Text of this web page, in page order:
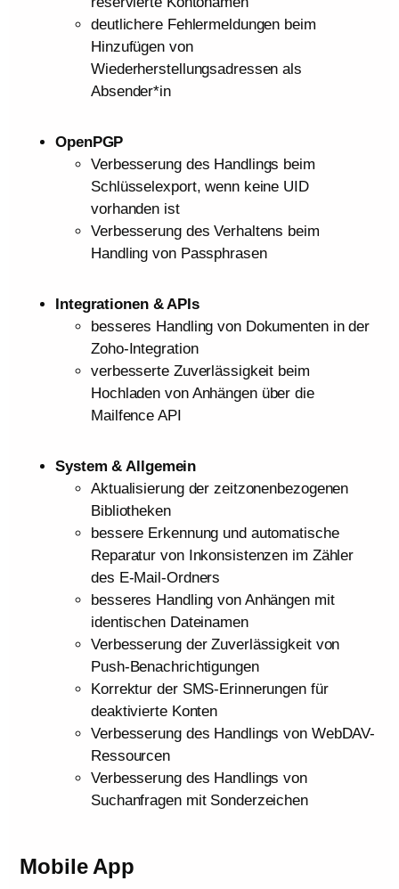
deutlichere Fehlermeldungen beim
Hinzufügen von
Wiederherstellungsadressen als
Absender*in
OpenPGP
Verbesserung des Handlings beim
Schlüsselexport, wenn keine UID
vorhanden ist
Verbesserung des Verhaltens beim
Handling von Passphrasen
Integrationen & APIs
besseres Handling von Dokumenten in der
Zoho-Integration
verbesserte Zuverlässigkeit beim
Hochladen von Anhängen über die
Mailfence API
System & Allgemein
Aktualisierung der zeitzonenbezogenen
Bibliotheken
bessere Erkennung und automatische
Reparatur von Inkonsistenzen im Zähler
des E-Mail-Ordners
besseres Handling von Anhängen mit
identischen Dateinamen
Verbesserung der Zuverlässigkeit von
Push-Benachrichtigungen
Korrektur der SMS-Erinnerungen für
deaktivierte Konten
Verbesserung des Handlings von WebDAV-
Ressourcen
Verbesserung des Handlings von
Suchanfragen mit Sonderzeichen
Mobile App